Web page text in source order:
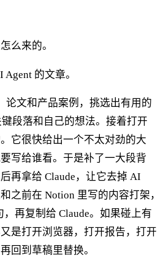
么来的。
的文章。
论文和产品案例，挑选出有用的
段落和自己的想法。接着打开
它很快给出一个不太对劲的大
写给谁看。于是补了一大段背
再拿给 Claude，让它去掉 AI
之前在 Notion 里写的内容打架，
再复制给 Claude。如果碰上有
是打开浏览器，打开报告，打开
回到草稿里替换。